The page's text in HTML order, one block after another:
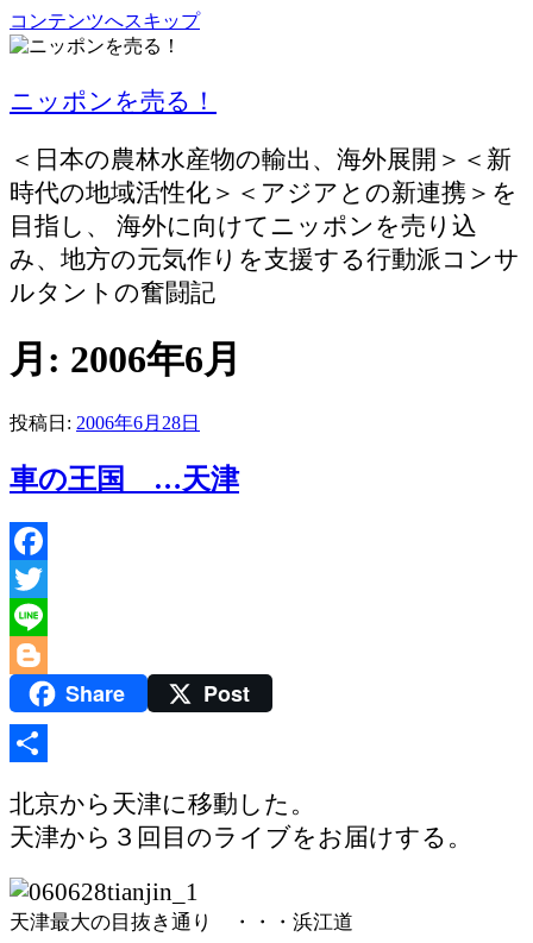
コンテンツへスキップ
ニッポンを売る！
＜日本の農林水産物の輸出、海外展開＞＜新
時代の地域活性化＞＜アジアとの新連携＞を
目指し、 海外に向けてニッポンを売り込
み、地方の元気作りを支援する行動派コンサ
ルタントの奮闘記
月: 2006年6月
投稿日: 2006年6月28日
車の王国 …天津
Facebook
Twitter
Line
BloggerShare Post
有
北京から天津に移動した。
天津から３回目のライブをお届けする。
天津最大の目抜き通り ・・・浜江道